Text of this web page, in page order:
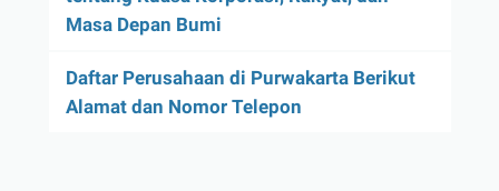
Masa Depan Bumi
Daftar Perusahaan di Purwakarta Berikut
Alamat dan Nomor Telepon